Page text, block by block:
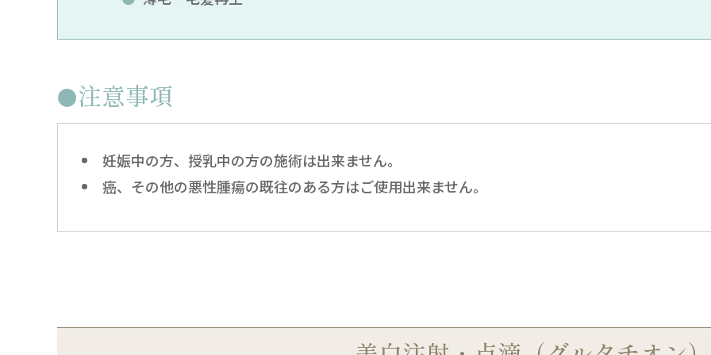
注意事項
妊娠中の方、授乳中の方の施術は出来ません。
癌、その他の悪性腫瘍の既往のある方はご使用出来ません。